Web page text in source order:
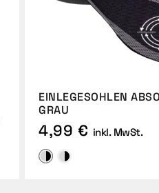
EINLEGESOHLEN
GRAU
4,99 € inkl. MwSt.